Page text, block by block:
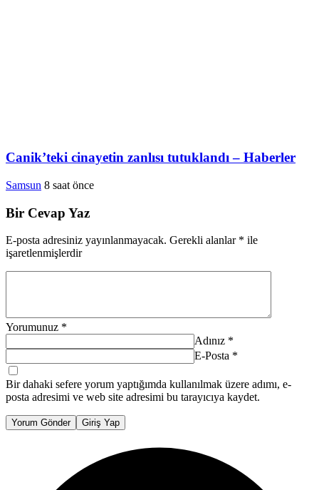
Canik’teki cinayetin zanlısı tutuklandı – Haberler
Samsun 8 saat önce
Bir Cevap Yaz
E-posta adresiniz yayınlanmayacak. Gerekli alanlar * ile
işaretlenmişlerdir
Yorumunuz *
Adınız *
E-Posta *
Bir dahaki sefere yorum yaptığımda kullanılmak üzere adımı, e-
posta adresimi ve web site adresimi bu tarayıcıya kaydet.
Yorum Gönder Giriş Yap